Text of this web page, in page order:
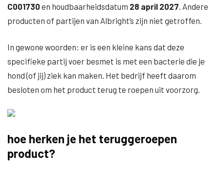
C001730 en houdbaarheidsdatum 28 april 2027. Andere
producten of partijen van Albright’s zijn niet getroffen.
In gewone woorden: er is een kleine kans dat deze
specifieke partij voer besmet is met een bacterie die je
hond (of jij) ziek kan maken. Het bedrijf heeft daarom
besloten om het product terug te roepen uit voorzorg.
hoe herken je het teruggeroepen
product?